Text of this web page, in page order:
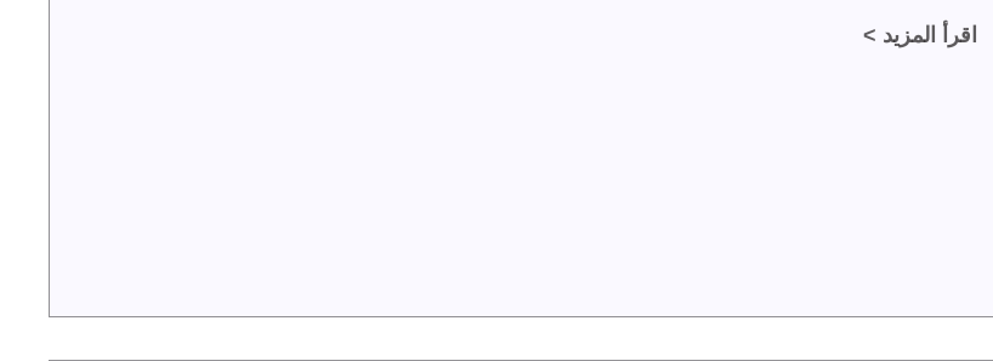
اقرأ المزيد >